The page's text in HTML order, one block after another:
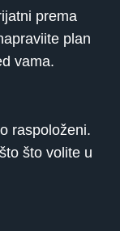
prema
plan
vama.
raspoloženi.
što volite u